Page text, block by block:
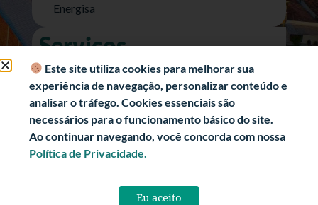
Energisa
Serviços
Nota Fiscal Eletrônica
e-SIC (Acesso a Informação)
Transparência Fiscal
História
Informações Turísticas
Este site utiliza cookies para melhorar sua
experiência de navegação, personalizar conteúdo e
analisar o tráfego. Cookies essenciais são
necessários para o funcionamento básico do site.
Ao continuar navegando, você concorda com nossa
Política de Privacidade.
Eu aceito